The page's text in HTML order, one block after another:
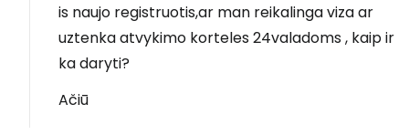
is naujo registruotis,ar man reikalinga viza ar
uztenka atvykimo korteles 24valadoms , kaip ir
ka daryti?
Ačiū